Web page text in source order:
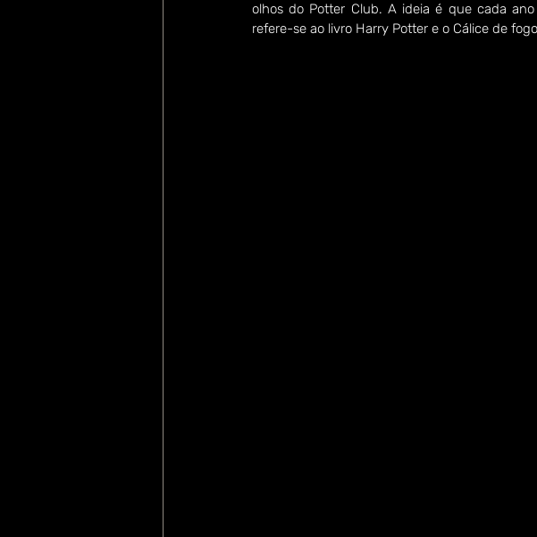
olhos do Potter Club. A ideia é que cada
refere-se ao livro Harry Potter e o Cálice de